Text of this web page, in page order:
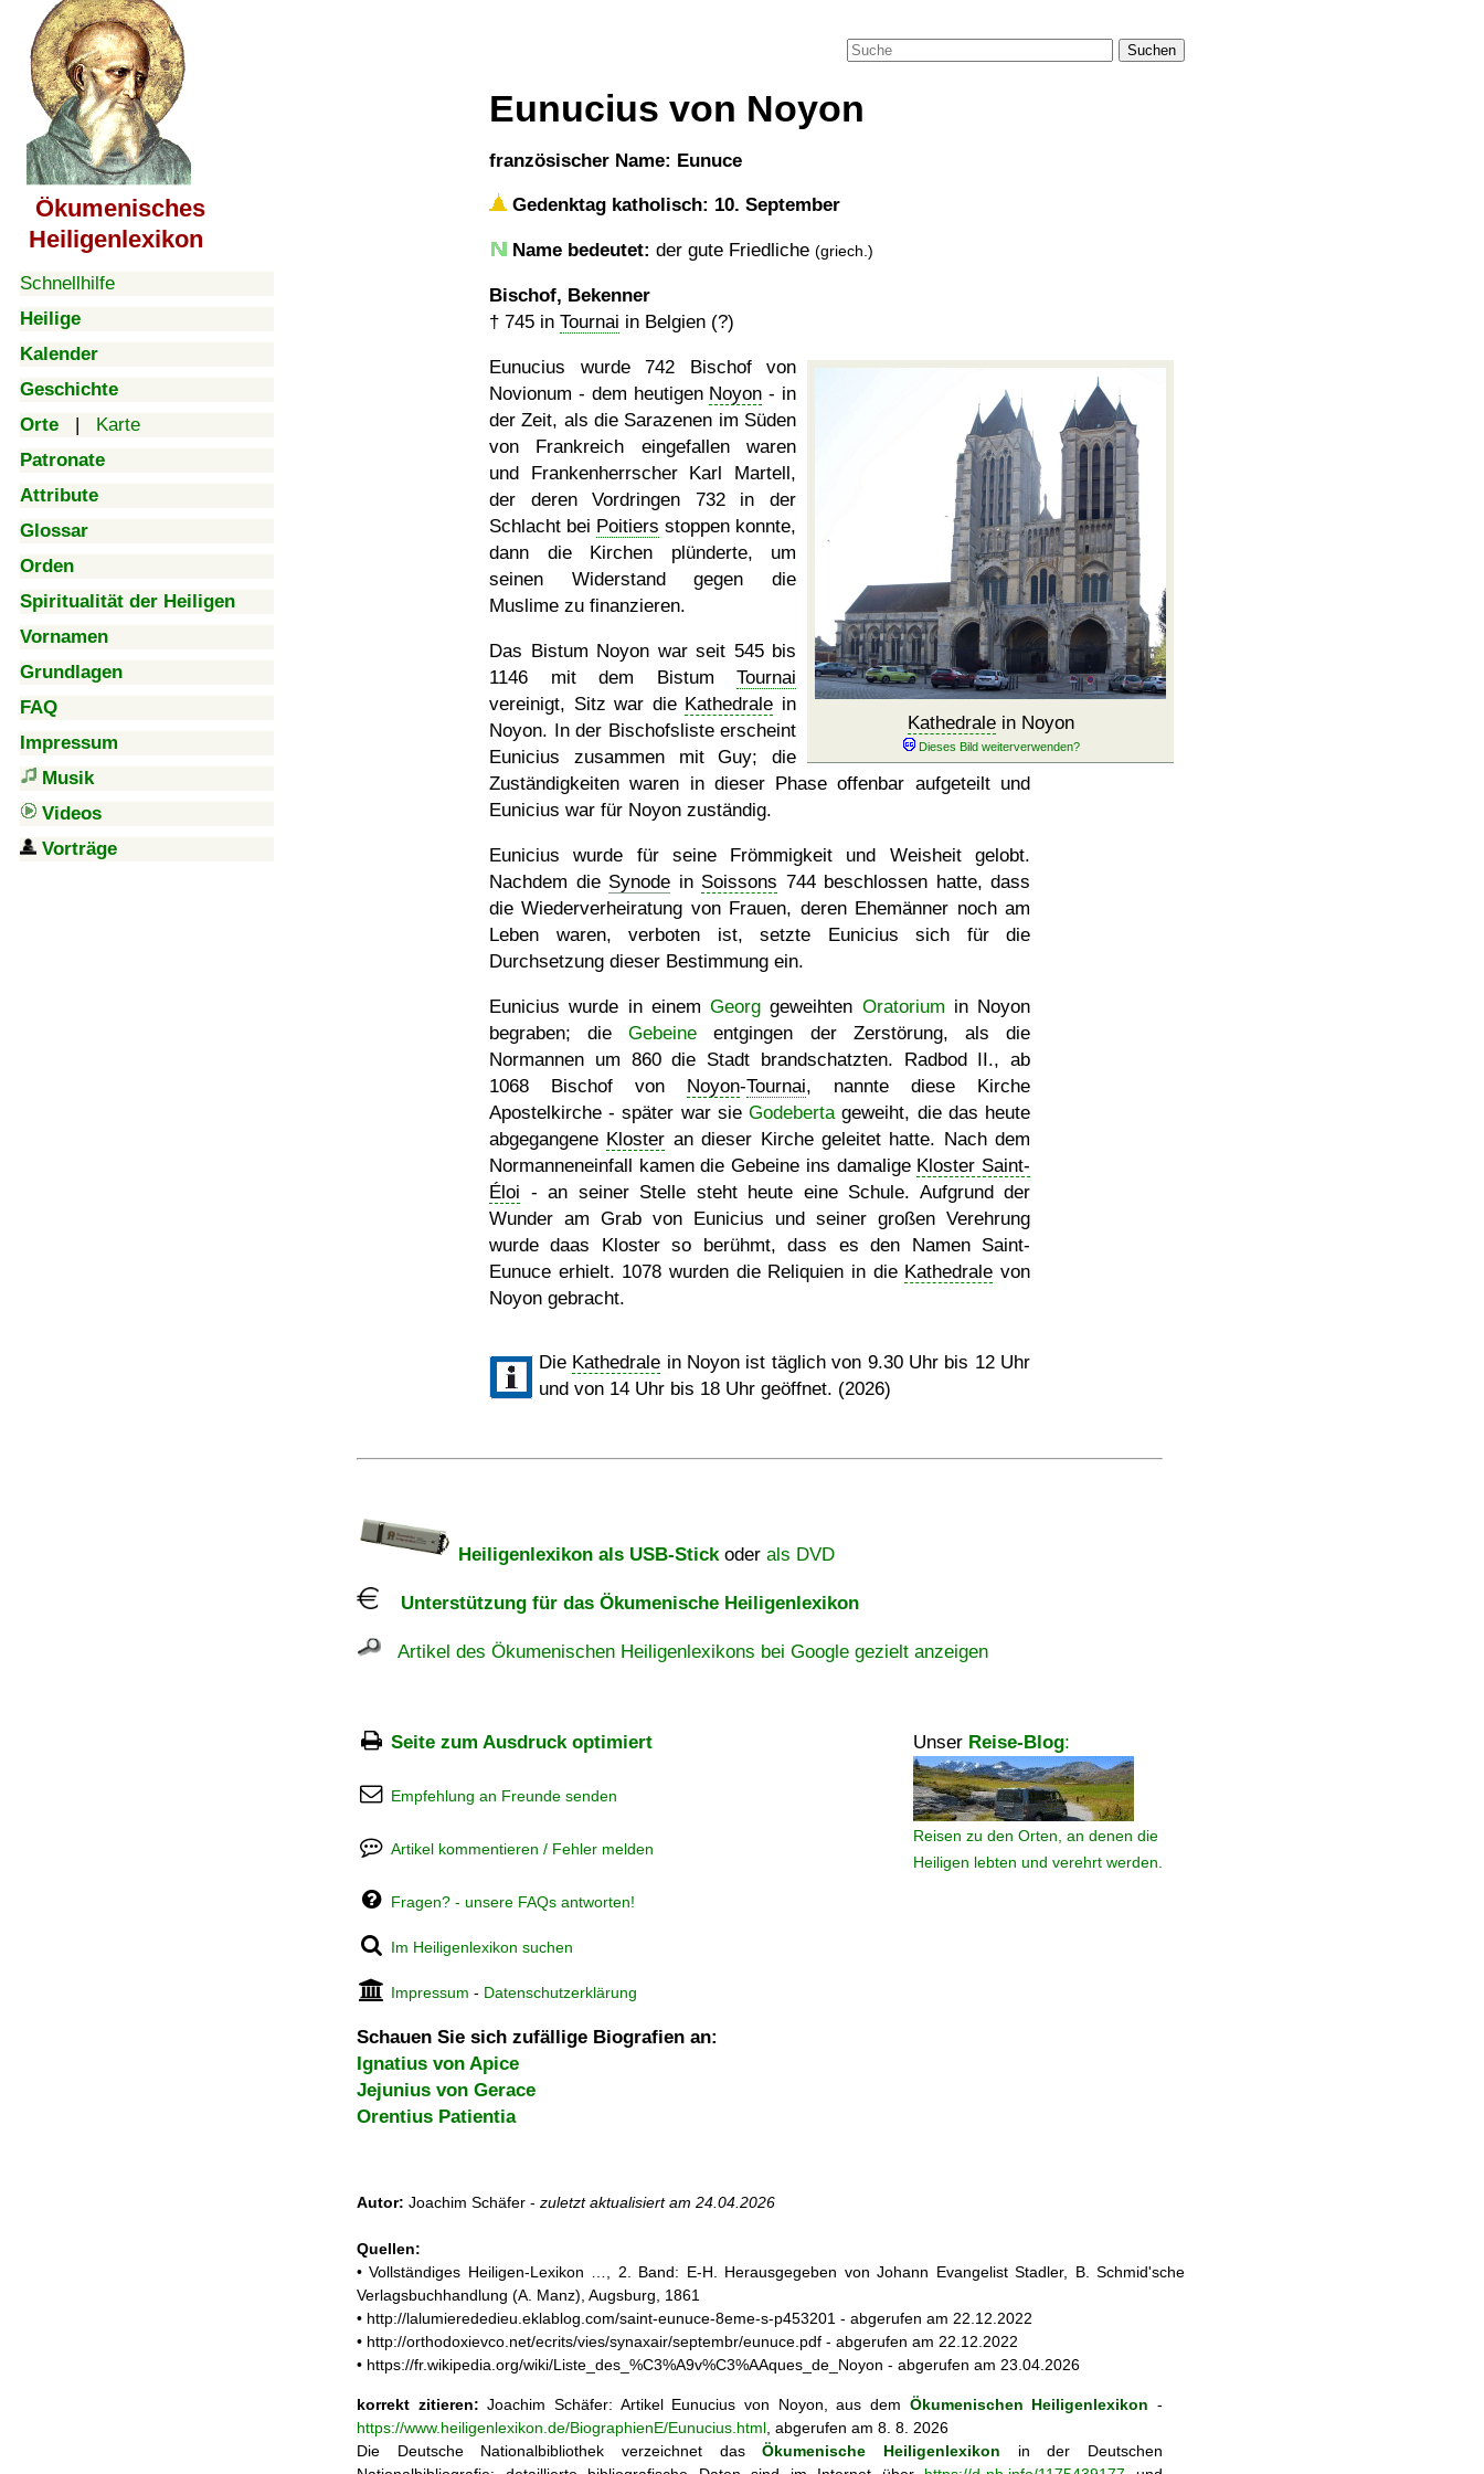
Ökumenisches
Heiligenlexikon
Schnellhilfe
Heilige
Kalender
Geschichte
Orte | Karte
Patronate
Attribute
Glossar
Orden
Spiritualität der Heiligen
Vornamen
Grundlagen
FAQ
Impressum
Musik
Videos
Vorträge
Suchen
Eunucius von Noyon
französischer Name: Eunuce
Gedenktag katholisch: 10. September
Name bedeutet: der gute Friedliche (griech.)
Bischof, Bekenner
† 745 in Tournai in Belgien (?)
Kathedralein Noyon
Eunucius wurde 742 Bischof von
Novionum - dem heutigen Noyon - in
der Zeit, als die Sarazenen im Süden
von Frankreich eingefallen waren
und Frankenherrscher Karl Martell,
der deren Vordringen 732 in der
Schlacht bei Poitiers stoppen konnte,
dann die Kirchen plünderte, um
seinen Widerstand gegen die
Muslime zu finanzieren.
Das Bistum Noyon war seit 545 bis
1146 mit dem Bistum Tournai
vereinigt, Sitz war die Kathedrale in
Noyon. In der Bischofsliste erscheint
Eunicius zusammen mit Guy; die
Zuständigkeiten waren in dieser Phase offenbar aufgeteilt und
Eunicius war für Noyon zuständig.
Eunicius wurde für seine Frömmigkeit und Weisheit gelobt.
Nachdem die Synode in Soissons 744 beschlossen hatte, dass
die Wiederverheiratung von Frauen, deren Ehemänner noch am
Leben waren, verboten ist, setzte Eunicius sich für die
Durchsetzung dieser Bestimmung ein.
Eunicius wurde in einem Georg geweihten Oratorium in Noyon
begraben; dieGebeine entgingen der Zerstörung, als die
Normannen um 860 die Stadt brandschatzten. Radbod II., ab
1068 Bischof von Noyon-Tournai, nannte diese Kirche
Apostelkirche - später war sieGodebertageweiht, die das heute
abgegangene Kloster an dieser Kirche geleitet hatte. Nach dem
Normanneneinfall kamen die Gebeine ins damalige Kloster Saint-
Éloi - an seiner Stelle steht heute eine Schule. Aufgrund der
Wunder am Grab von Eunicius und seiner großen Verehrung
wurde daas Kloster so berühmt, dass es den Namen Saint-
Eunuce erhielt. 1078 wurden die Reliquien in die Kathedrale von
Noyon gebracht.
Die Kathedrale in Noyon ist täglich von 9.30 Uhr bis 12 Uhr
und von 14 Uhr bis 18 Uhr geöffnet. (2026)
Heiligenlexikon als USB-Stickoder als DVD
Unterstützung für das Ökumenische Heiligenlexikon
Artikel des Ökumenischen Heiligenlexikons bei Google gezielt anzeigen
Seite zum Ausdruck optimiert Unser Reise-Blog:
Reisen zu den Orten, an denen die
Heiligen lebten und verehrt werden.
Empfehlung an Freunde senden
Artikel kommentieren / Fehler melden
Fragen? - unsere FAQs antworten!
Im Heiligenlexikon suchen
Impressum - Datenschutzerklärung
Schauen Sie sich zufällige Biografien an:
Ignatius von Apice
Jejunius von Gerace
Orentius Patientia
Autor: Joachim Schäfer - zuletzt aktualisiert am 24.04.2026
Quellen:
• Vollständiges Heiligen-Lexikon …, 2. Band: E-H. Herausgegeben von Johann Evangelist Stadler, B. Schmid'sche
Verlagsbuchhandlung (A. Manz), Augsburg, 1861
• http://lalumierededieu.eklablog.com/saint-eunuce-8eme-s-p453201 - abgerufen am 22.12.2022
• http://orthodoxievco.net/ecrits/vies/synaxair/septembr/eunuce.pdf - abgerufen am 22.12.2022
• https://fr.wikipedia.org/wiki/Liste_des_%C3%A9v%C3%AAques_de_Noyon - abgerufen am 23.04.2026
korrekt zitieren: Joachim Schäfer: Artikel Eunucius von Noyon, aus dem Ökumenischen Heiligenlexikon -
https://www.heiligenlexikon.de/BiographienE/Eunucius.html , abgerufen am 8. 8. 2026
Die Deutsche Nationalbibliothek verzeichnet dasÖkumenische Heiligenlexikon in der Deutschen